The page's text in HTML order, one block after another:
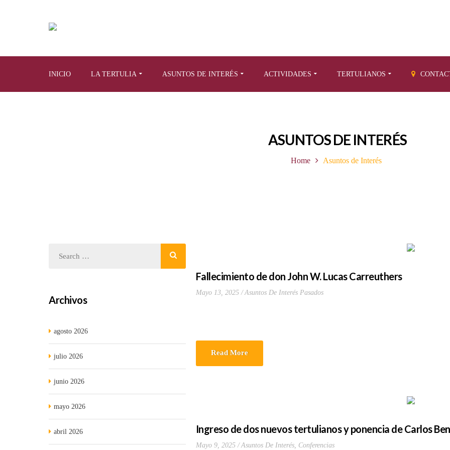
INICIO LA TERTULIA ASUNTOS DE INTERÉS ACTIVIDADES TERTULIANOS
ASUNTOS DE INTERÉS
Home Asuntos de Interés
Fallecimiento de don John W. Lucas Carreuthers
Mayo 13, 2025 Asuntos De Interés Pasados
Read More
Ingreso de dos nuevos tertulianos y ponencia de Carlos
Mayo 9, 2025 Asuntos De Interés, Conferencias
Archivos
agosto 2026
julio 2026
junio 2026
mayo 2026
abril 2026